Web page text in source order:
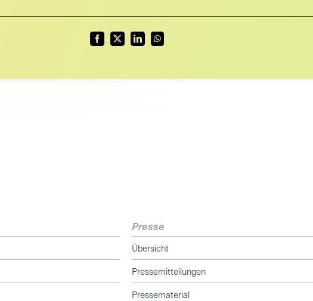
Presse
Übersicht
Pressemitteilungen
Pressematerial